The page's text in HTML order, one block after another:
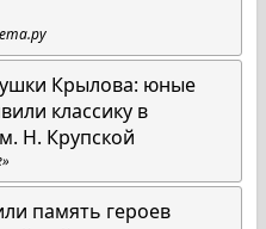
Крылова: юные
классику в
Н. Крупской
память героев